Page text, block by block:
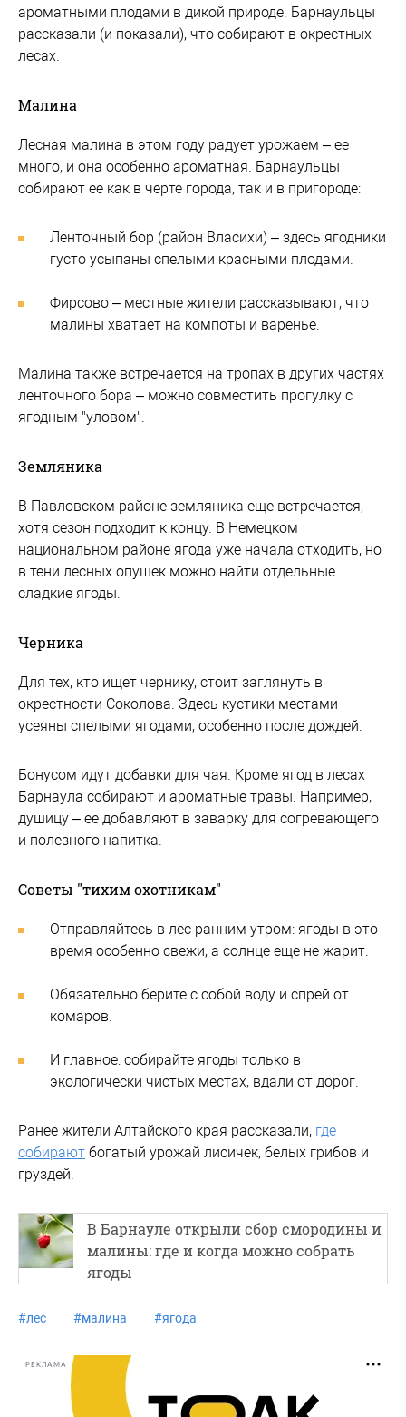
ароматными плодами в дикой природе. Барнаульцы
рассказали (и показали), что собирают в окрестных
лесах.
Малина
Лесная малина в этом году радует урожаем – ее
много, и она особенно ароматная. Барнаульцы
собирают ее как в черте города, так и в пригороде:
Ленточный бор (район Власихи) – здесь ягодники
густо усыпаны спелыми красными плодами.
Фирсово – местные жители рассказывают, что
малины хватает на компоты и варенье.
Малина также встречается на тропах в других частях
ленточного бора – можно совместить прогулку с
ягодным "уловом".
Земляника
В Павловском районе земляника еще встречается,
хотя сезон подходит к концу. В Немецком
национальном районе ягода уже начала отходить, но
в тени лесных опушек можно найти отдельные
сладкие ягоды.
Черника
Для тех, кто ищет чернику, стоит заглянуть в
окрестности Соколова. Здесь кустики местами
усеяны спелыми ягодами, особенно после дождей.
Бонусом идут добавки для чая. Кроме ягод в лесах
Барнаула собирают и ароматные травы. Например,
душицу – ее добавляют в заварку для согревающего
и полезного напитка.
Советы "тихим охотникам"
Отправляйтесь в лес ранним утром: ягоды в это
время особенно свежи, а солнце еще не жарит.
Обязательно берите с собой воду и спрей от
комаров.
И главное: собирайте ягоды только в
экологически чистых местах, вдали от дорог.
Ранее жители Алтайского края рассказали, где
собирают богатый урожай лисичек, белых грибов и
груздей.
В Барнауле открыли сбор смородины и
малины: где и когда можно собрать
ягоды
#лес #малина #ягода
РЕКЛАМА